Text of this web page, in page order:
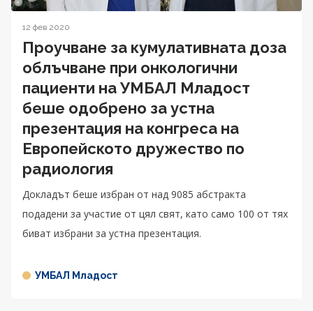
12 фев 2020
Проучване за кумулативната доза
облъчване при онкологични
пациенти на УМБАЛ Младост
беше одобрено за устна
презентация на конгреса на
Европейското дружество по
радиология
Докладът беше избран от над 9085 абстракта
подадени за участие от цял свят, като само 100 от тях
биват избрани за устна презентация.
УМБАЛ Младост